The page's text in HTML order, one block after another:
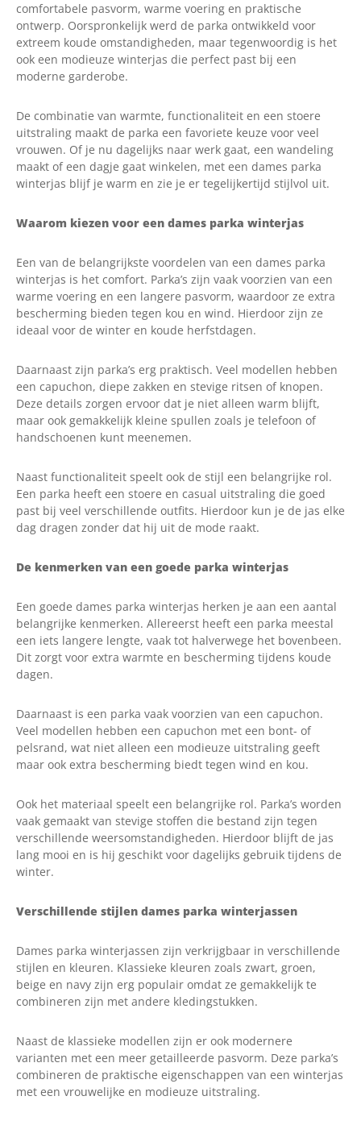
comfortabele pasvorm, warme voering en praktische
ontwerp. Oorspronkelijk werd de parka ontwikkeld voor
extreem koude omstandigheden, maar tegenwoordig is het
ook een modieuze winterjas die perfect past bij een
moderne garderobe.
De combinatie van warmte, functionaliteit en een stoere
uitstraling maakt de parka een favoriete keuze voor veel
vrouwen. Of je nu dagelijks naar werk gaat, een wandeling
maakt of een dagje gaat winkelen, met een dames parka
winterjas blijf je warm en zie je er tegelijkertijd stijlvol uit.
Waarom kiezen voor een dames parka winterjas
Een van de belangrijkste voordelen van een dames parka
winterjas is het comfort. Parka’s zijn vaak voorzien van een
warme voering en een langere pasvorm, waardoor ze extra
bescherming bieden tegen kou en wind. Hierdoor zijn ze
ideaal voor de winter en koude herfstdagen.
Daarnaast zijn parka’s erg praktisch. Veel modellen hebben
een capuchon, diepe zakken en stevige ritsen of knopen.
Deze details zorgen ervoor dat je niet alleen warm blijft,
maar ook gemakkelijk kleine spullen zoals je telefoon of
handschoenen kunt meenemen.
Naast functionaliteit speelt ook de stijl een belangrijke rol.
Een parka heeft een stoere en casual uitstraling die goed
past bij veel verschillende outfits. Hierdoor kun je de jas elke
dag dragen zonder dat hij uit de mode raakt.
De kenmerken van een goede parka winterjas
Een goede dames parka winterjas herken je aan een aantal
belangrijke kenmerken. Allereerst heeft een parka meestal
een iets langere lengte, vaak tot halverwege het bovenbeen.
Dit zorgt voor extra warmte en bescherming tijdens koude
dagen.
Daarnaast is een parka vaak voorzien van een capuchon.
Veel modellen hebben een capuchon met een bont- of
pelsrand, wat niet alleen een modieuze uitstraling geeft
maar ook extra bescherming biedt tegen wind en kou.
Ook het materiaal speelt een belangrijke rol. Parka’s worden
vaak gemaakt van stevige stoffen die bestand zijn tegen
verschillende weersomstandigheden. Hierdoor blijft de jas
lang mooi en is hij geschikt voor dagelijks gebruik tijdens de
winter.
Verschillende stijlen dames parka winterjassen
Dames parka winterjassen zijn verkrijgbaar in verschillende
stijlen en kleuren. Klassieke kleuren zoals zwart, groen,
beige en navy zijn erg populair omdat ze gemakkelijk te
combineren zijn met andere kledingstukken.
Naast de klassieke modellen zijn er ook modernere
varianten met een meer getailleerde pasvorm. Deze parka’s
combineren de praktische eigenschappen van een winterjas
met een vrouwelijke en modieuze uitstraling.